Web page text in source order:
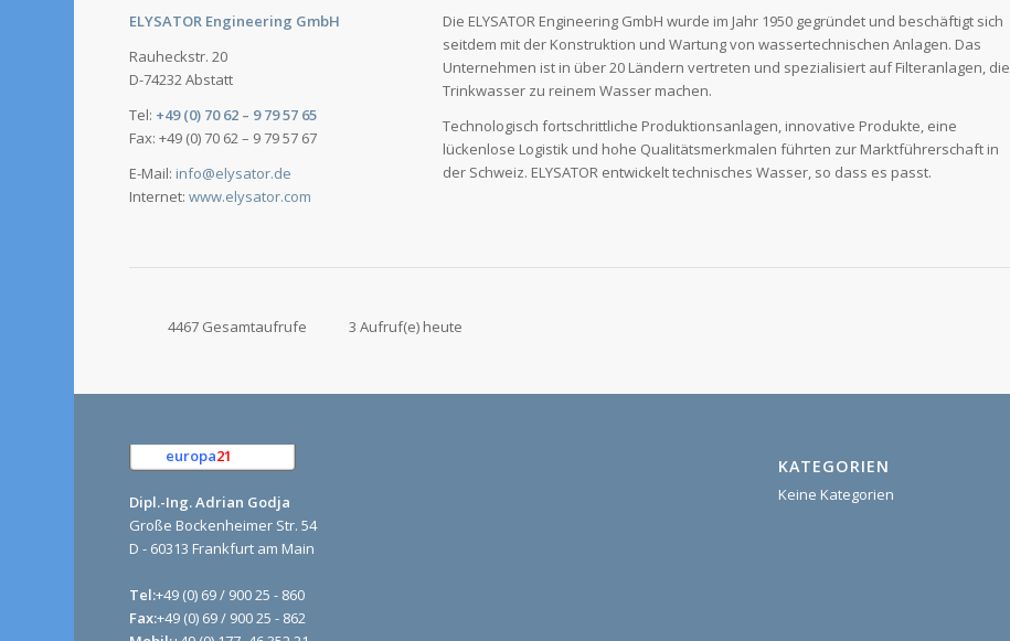
ELYSATOR Engineering GmbH
Rauheckstr. 20
D-74232 Abstatt
Tel: +49 (0) 70 62 – 9 79 57 65
Fax: +49 (0) 70 62 – 9 79 57 67
E-Mail: info@elysator.de
Internet:www.elysator.com
Die ELYSATOR Engineering GmbH wurde im Jahr 1950 gegründet und beschäftigt sich
seitdem mit der Konstruktion und Wartung von wassertechnischen Anlagen. Das
Unternehmen ist in über 20 Ländern vertreten und spezialisiert auf Filteranlagen, die
Trinkwasser zu reinem Wasser machen.
Technologisch fortschrittliche Produktionsanlagen, innovative Produkte, eine
lückenlose Logistik und hohe Qualitätsmerkmalen führten zur Marktführerschaft in
der Schweiz. ELYSATOR entwickelt technisches Wasser, so dass es passt.
4467 Gesamtaufrufe 3 Aufruf(e) heute
europa21
Dipl.-Ing. Adrian Godja
Große Bockenheimer Str. 54
D - 60313 Frankfurt am Main
Tel:+49 (0) 69 / 900 25 - 860
Fax:+49 (0) 69 / 900 25 - 862
KATEGORIEN
Keine Kategorien